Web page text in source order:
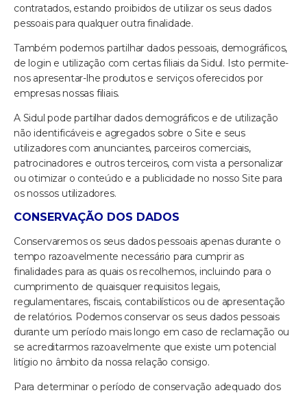
contratados, estando proibidos de utilizar os seus dados
pessoais para qualquer outra finalidade.
Também podemos partilhar dados pessoais, demográficos,
de login e utilização com certas filiais da Sidul. Isto permite-
nos apresentar-lhe produtos e serviços oferecidos por
empresas nossas filiais.
A Sidul pode partilhar dados demográficos e de utilização
não identificáveis e agregados sobre o Site e seus
utilizadores com anunciantes, parceiros comerciais,
patrocinadores e outros terceiros, com vista a personalizar
ou otimizar o conteúdo e a publicidade no nosso Site para
os nossos utilizadores.
CONSERVAÇÃO DOS DADOS
Conservaremos os seus dados pessoais apenas durante o
tempo razoavelmente necessário para cumprir as
finalidades para as quais os recolhemos, incluindo para o
cumprimento de quaisquer requisitos legais,
regulamentares, fiscais, contabilísticos ou de apresentação
de relatórios. Podemos conservar os seus dados pessoais
durante um período mais longo em caso de reclamação ou
se acreditarmos razoavelmente que existe um potencial
litígio no âmbito da nossa relação consigo.
Para determinar o período de conservação adequado dos